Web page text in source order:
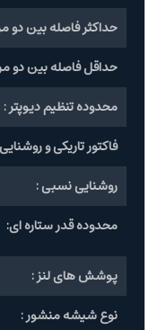
حداکثر فاصله بین دو
حداقل فاصله بین دو
محدوده تنظیم دیوپتر :
فاکتور تاریکی و
روشنایی نسبی :
محدوده قدر ستاره ای:
پوشش های لنز :
نوع شیشه منشور :